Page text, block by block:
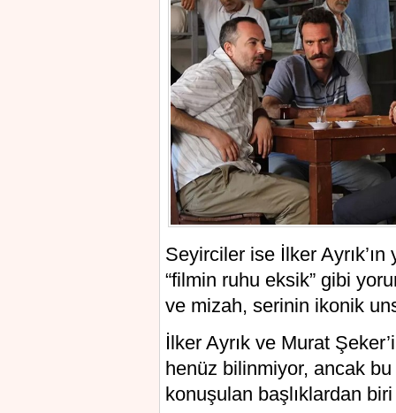
Seyirciler ise İlker
“filmin ruhu eksik” gibi
ve mizah, serinin ikonik
İlker Ayrık ve Murat
henüz bilinmiyor, ancak
konuşulan başlıklardan